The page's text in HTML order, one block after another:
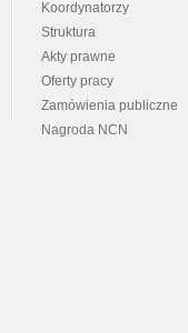
Koordynatorzy
Struktura
Akty prawne
Oferty pracy
Zamówienia publiczne
Nagroda NCN